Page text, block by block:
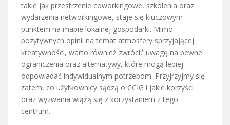
takie jak przestrzenie coworkingowe, szkolenia oraz
wydarzenia networkingowe, staje się kluczowym
punktem na mapie lokalnej gospodarki. Mimo
pozytywnych opinii na temat atmosfery sprzyjającej
kreatywności, warto również zwrócić uwagę na pewne
ograniczenia oraz alternatywy, które mogą lepiej
odpowiadać indywidualnym potrzebom. Przyjrzyjmy się
zatem, co użytkownicy sądzą o CCIG i jakie korzyści
oraz wyzwania wiążą się z korzystaniem z tego
centrum.